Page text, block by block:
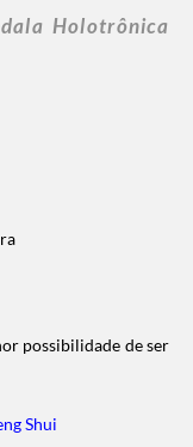
Holotrônica
possibilidade de ser
Shui